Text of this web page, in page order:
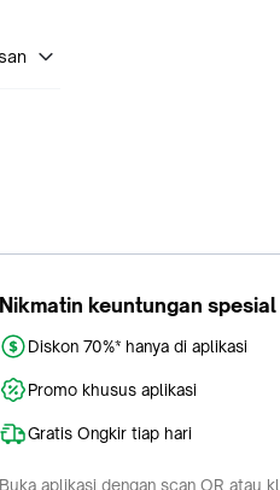
Nikmatin keuntungan
Diskon 70%* hanya di aplikasi
Promo khusus aplikasi
Gratis Ongkir tiap hari
Buka aplikasi dengan scan QR atau